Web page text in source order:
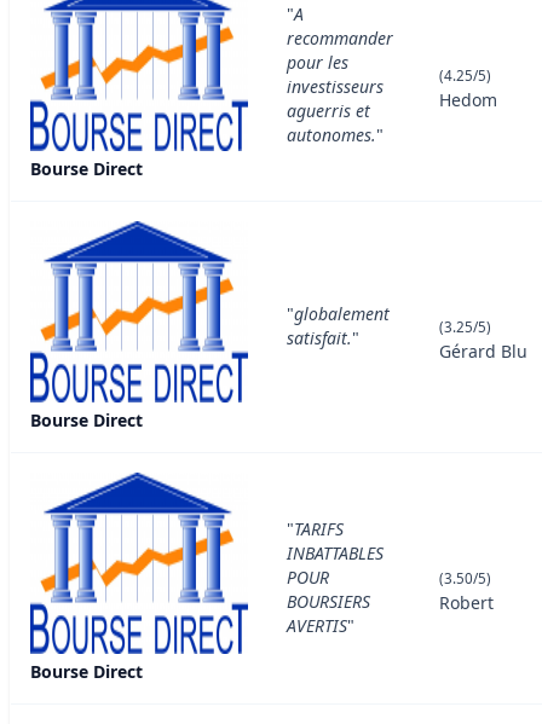
Bourse Direct
"A
recommander
pour les
investisseurs
aguerris et
autonomes."
(4.25/5)
Hedom
Bourse Direct
"globalement
satisfait." (3.25/5)
Gérard Blu
Bourse Direct
"TARIFS
INBATTABLES
POUR
BOURSIERS
AVERTIS"
(3.50/5)
Robert